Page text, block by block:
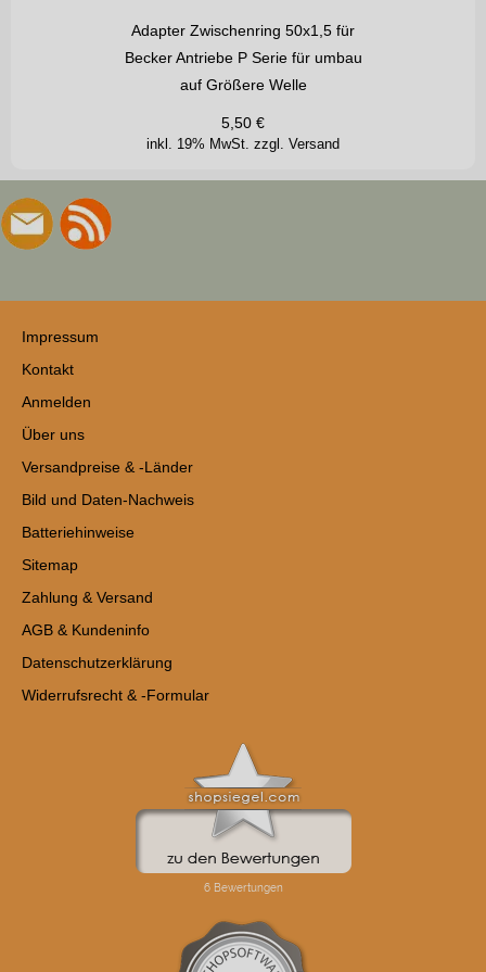
Adapter Zwischenring 50x1,5 für
Becker Antriebe P Serie für umbau
auf Größere Welle
inkl. 19% MwSt. zzgl. Versand
5,50 €
Impressum
Kontakt
Anmelden
Über uns
Versandpreise & -Länder
Bild und Daten-Nachweis
Batteriehinweise
Sitemap
Zahlung & Versand
AGB & Kundeninfo
Datenschutzerklärung
Widerrufsrecht & -Formular